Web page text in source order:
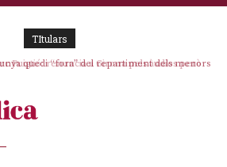
TItulars
quedi “fora” del repartiment dels menors